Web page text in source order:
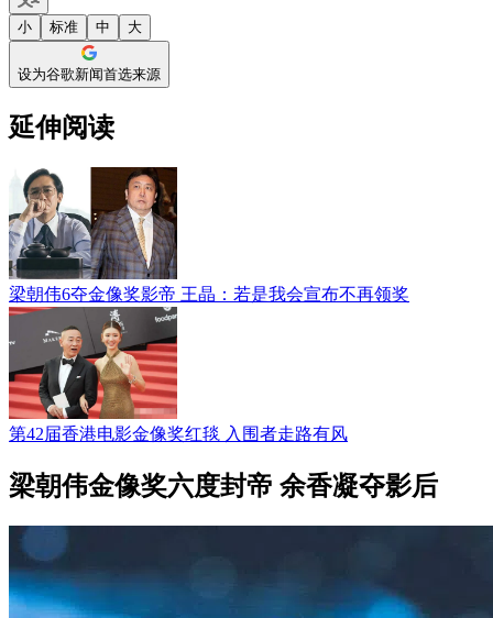
小 标准 中 大
设为谷歌新闻首选来源
延伸阅读
梁朝伟6夺金像奖影帝 王晶：若是我会宣布不再领奖
第42届香港电影金像奖红毯 入围者走路有风
梁朝伟金像奖六度封帝 余香凝夺影后